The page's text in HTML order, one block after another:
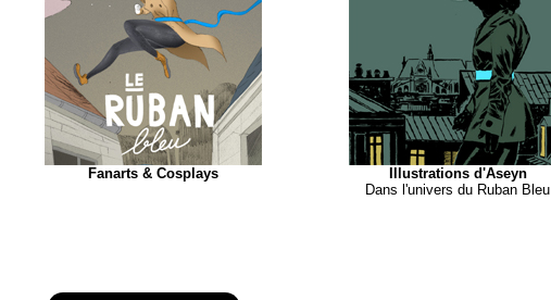
Fanarts & Cosplays
Illustrations d'Aseyn
Dans l'univers du Ruban Bleu